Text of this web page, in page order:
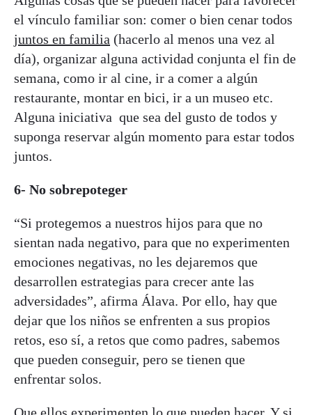
el vínculo familiar son: comer o bien cenar todos
juntos en familia (hacerlo al menos una vez al
día), organizar alguna actividad conjunta el fin de
semana, como ir al cine, ir a comer a algún
restaurante, montar en bici, ir a un museo etc.
Alguna iniciativa que sea del gusto de todos y
suponga reservar algún momento para estar todos
juntos.
6- No sobrepoteger
“Si protegemos a nuestros hijos para que no
sientan nada negativo, para que no experimenten
emociones negativas, no les dejaremos que
desarrollen estrategias para crecer ante las
adversidades”, afirma Álava. Por ello, hay que
dejar que los niños se enfrenten a sus propios
retos, eso sí, a retos que como padres, sabemos
que pueden conseguir, pero se tienen que
enfrentar solos.
Que ellos experimenten lo que pueden hacer. Y si